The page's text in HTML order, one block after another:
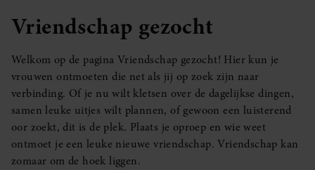
Vriendschap gezocht
Welkom op de pagina Vriendschap gezocht! Hier kun je
vrouwen ontmoeten die net als jij op zoek zijn naar
verbinding. Of je nu wilt kletsen over de dagelijkse dingen,
samen leuke uitjes wilt plannen, of gewoon een luisterend
oor zoekt, dit is de plek. Plaats je oproep en wie weet
ontmoet je een leuke nieuwe vriendschap. Vriendschap kan
zomaar om de hoek liggen.